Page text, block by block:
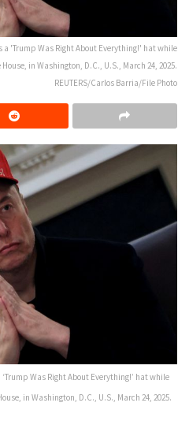
a 'Trump Was Right About Everything!' hat while
in Washington, D.C., U.S., March 24, 2025.
REUTERS/Carlos Barria/File Photo
‘Trump Was Right About Everything!’ hat while
in Washington, D.C., U.S., March 24, 2025.